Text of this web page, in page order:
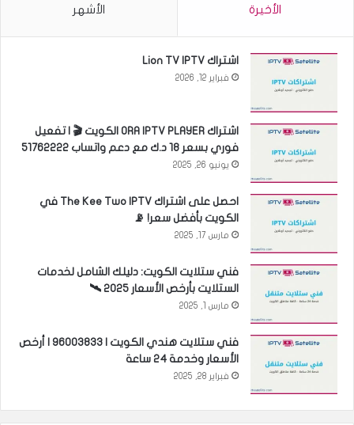
الأخيرة الأشهر
اشتراك Lion TV IPTV
فبراير 12, 2026
اشتراك ORA IPTV PLAYER الكويت 🎬 | تفعيل
فوري بسعر 18 د.ك مع دعم واتساب 51762222
يونيو 26, 2025
احصل على اشتراك The Kee Two IPTV في
الكويت بأفضل سعر! 📡
مارس 17, 2025
فني ستلايت الكويت: دليلك الشامل لخدمات
الستلايت بأرخص الأسعار 2025 🛰️
مارس 1, 2025
فني ستلايت هندي الكويت | 96003833 | أرخص
الأسعار وخدمة 24 ساعة
فبراير 28, 2025